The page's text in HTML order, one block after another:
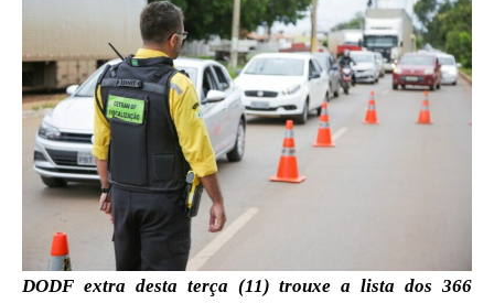
DODF extra desta terça (11) trouxe a lista dos 366